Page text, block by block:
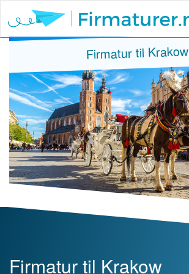
Firmatur til Krakow
Firmatur til Krakow